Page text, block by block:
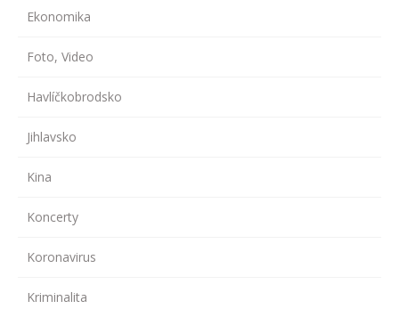
Ekonomika
Foto, Video
Havlíčkobrodsko
Jihlavsko
Kina
Koncerty
Koronavirus
Kriminalita